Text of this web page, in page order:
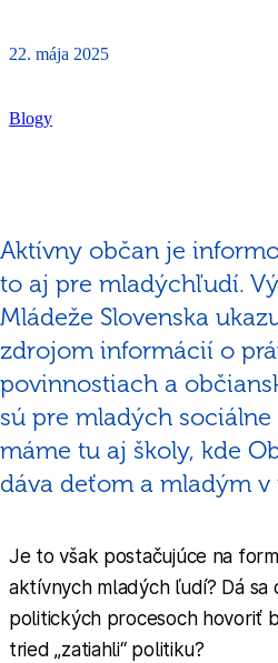
22. mája 2025
Blogy
Aktívny občan je
to aj pre mladýchľudí.
Mládeže Slovenska
zdrojom informácií o
povinnostiach a
sú pre mladých sociálne
máme tu aj školy, kde
dáva deťom a mladým
Je to však postačujúce na
aktívnych mladých ľudí? Dá sa
politických procesoch hovoriť
tried „zatiahli“ politiku?